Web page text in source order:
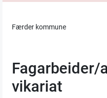
Færder kommune
Fagarbeider/
vikariat